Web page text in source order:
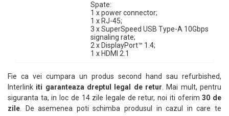
Spate:
1 x power connector;
1 x RJ-45;
3 x SuperSpeed USB Type-A 10Gbps
signaling rate;
2 x DisplayPort™ 1.4;
1 x HDMI 2.1
Fie ca vei cumpara un produs second hand sau refurbished,
Interlink iti garanteaza dreptul legal de retur. Mai mult, pentru
siguranta ta, in loc de 14 zile legale de retur, noi iti oferim30 de
zile. De asemenea poti schimba produsul in cazul in care te